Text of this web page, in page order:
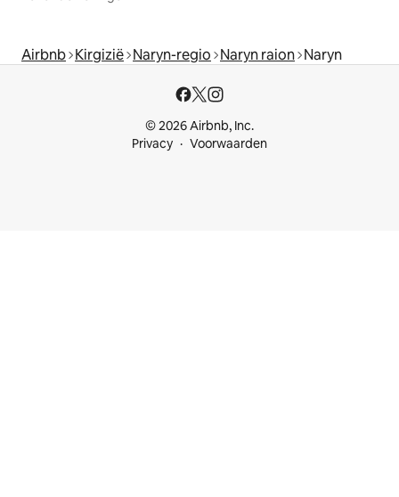
Airbnb Kirgizië Naryn-regio Naryn raion Naryn
© 2026 Airbnb, Inc.
Privacy
Voorwaarden